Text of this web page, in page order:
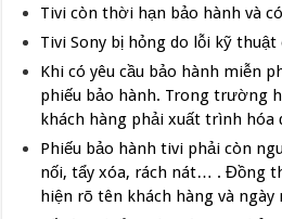
Tivi còn thời hạn bảo hành và
Tivi Sony bị hỏng do lỗi kỹ thuật
Khi có yêu cầu bảo hành miễn
phiếu bảo hành. Trong trường
khách hàng phải xuất trình hóa
Phiếu bảo hành tivi phải còn
nối, tẩy xóa, rách nát… . Đồng
hiện rõ tên khách hàng và ngày